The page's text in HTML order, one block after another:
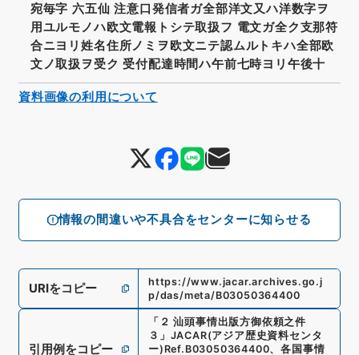
情報の間違いや不具合をセンターに知らせる
宛毎字 六五仙 注意口発信者ガ全部洋文又ハ洋数字ヲ
用ユルモノハ欧文電報トシテ取扱フ 電文ガ全ク支那符
合ニヨリ姓名住所ノミヲ欧文ニテ認ムルトキハ全部欧
文ノ取扱ヲ受ク 受付配達時間ハ午前七時ヨリ午後十
URIをコピー
https://www.jacar.archives.go.j
p/das/meta/B03050364400
引用例をコピー
「 ２ 汕頭事情出版方御依頼之件
３ 」 JACAR(アジア歴史資料センタ
ー) Ref. B03050364400、各国事情
資料画像の利用について